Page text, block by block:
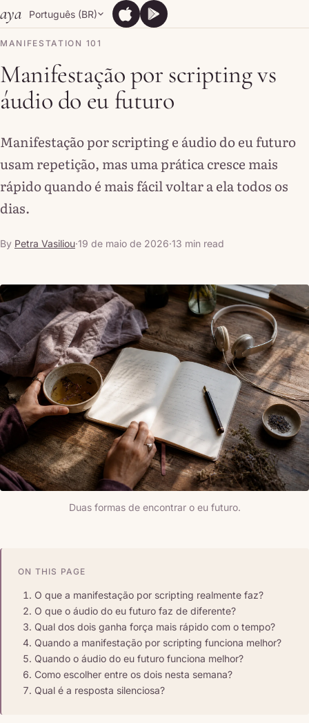
Skip to content
aya Português (BR) App Store
App StoreGoogle Play
Google Play
MANIFESTATION 101
Manifestação por scripting vs
áudio do eu futuro
Manifestação por scripting e áudio do eu futuro
usam repetição, mas uma prática cresce mais
rápido quando é mais fácil voltar a ela todos os
dias.
By Petra Vasiliou·19 de maio de 2026·13 min read
Duas formas de encontrar o eu futuro.
ON THIS PAGE
O que a manifestação por scripting realmente faz?
O que o áudio do eu futuro faz de diferente?
Qual dos dois ganha força mais rápido com o tempo?
Quando a manifestação por scripting funciona melhor?
Quando o áudio do eu futuro funciona melhor?
Como escolher entre os dois nesta semana?
Qual é a resposta silenciosa?